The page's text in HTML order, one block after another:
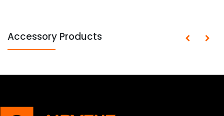
Accessory Products